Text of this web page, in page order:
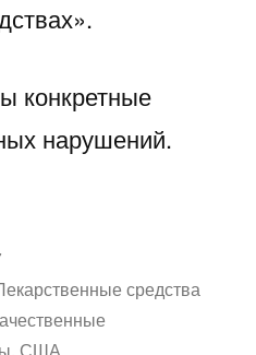
конкретные
нарушений.
средства
, США